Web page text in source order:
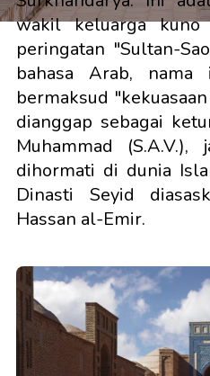
wakil keluarga
peringatan "Sultan-
bahasa Arab,
bermaksud
dianggap sebagai
Muhammad
dihormati di dunia
Dinasti Seyid
Hassan al-Emir.